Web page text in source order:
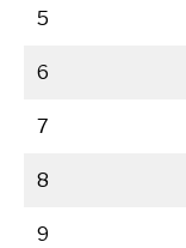
5
6
7
8
9